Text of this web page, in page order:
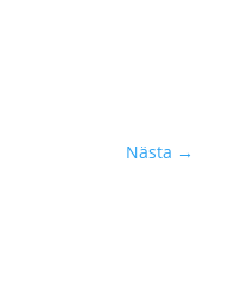
Nästa →